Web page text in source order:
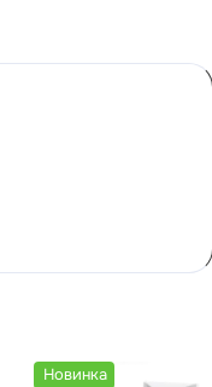
Новинка